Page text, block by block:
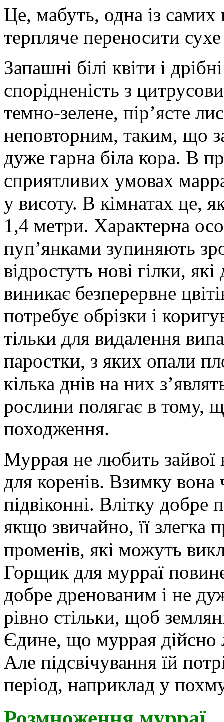
Це, мабуть, одна із
терпляче переносити
Запашні білі квіти і
спорідненість з
темно-зелене, пір’ясте
неповторним, таким, що
дуже гарна біла кора. В
сприятливих умовах
у висоту. В кімнатах це,
1,4 метри. Характерна
пуп’янками зупиняють
відростуть нові гілки,
виникає безперервне
потребує обрізки і
тільки для видалення
паростки, з яких опали
кілька днів на них
рослини полягає в тому,
походження.
Муррая не любить зайвої
для коренів. Взимку
підвіконні. Влітку добре
якщо звичайно, її злегка
променів, які можуть
Горщик для мурраї
добре дренованим і не
рівно стільки, щоб
Єдине, що муррая дійсно
Але підсвічування їй
період, наприклад у